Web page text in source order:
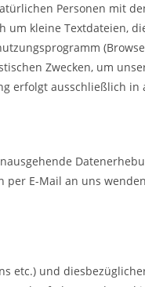
Personen mit
um kleine Textdateien,
Zwecken, um
erfolgt ausschließlich
E-Mail an uns
etc.) und